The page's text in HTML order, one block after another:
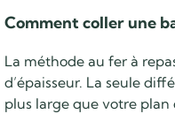
Comment coller une
La méthode au fer à
d’épaisseur. La seule
plus large que votre